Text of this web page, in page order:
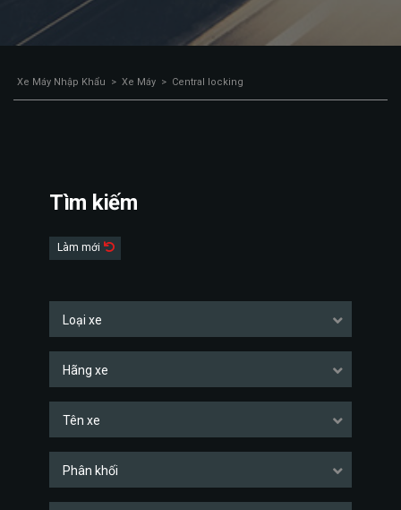
Xe Máy Nhập Khẩu > Xe Máy > Central locking
Tìm kiếm
Làm mới
Loại xe
Hãng xe
Tên xe
Phân khối